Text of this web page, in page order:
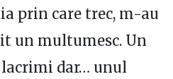
prin care trec, m-au
un multumesc. Un
dar… unul